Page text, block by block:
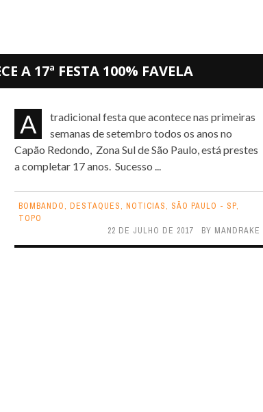
A 17ª FESTA 100% FAVELA
A tradicional festa que acontece nas primeiras
semanas de setembro todos os anos no
Capão Redondo, Zona Sul de São Paulo, está prestes
a completar 17 anos. Sucesso ...
BOMBANDO, DESTAQUES, NOTICIAS, SÃO PAULO - SP,
TOPO
22 DE JULHO DE 2017
BY MANDRAKE